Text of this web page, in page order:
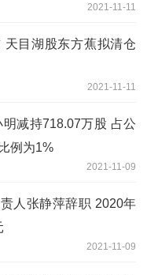
2021-11-11
天目湖股东方蕉拟清仓
2021-11-11
减持718.07万股 占公
例为1%
2021-11-09
人张静萍辞职 2020年
2021-11-09